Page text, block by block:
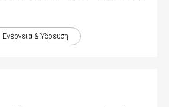
Ενέργεια & Ύδρευση